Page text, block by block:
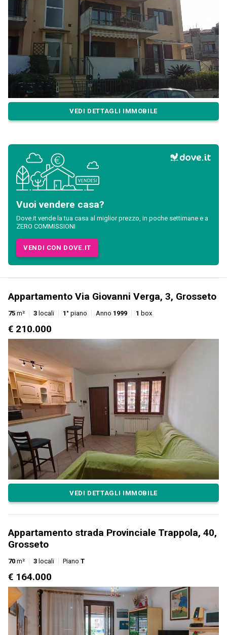
VEDI DETTAGLI IMMOBILE
Vuoi vendere casa?
Dove.it vende la tua casa al miglior prezzo, in poche settimane e a
ZERO COMMISSIONI
VENDI CON DOVE.IT
Appartamento Via Giovanni Verga, 3, Grosseto
75 m² 3 locali 1° piano Anno 1999 1 box
€ 210.000
VEDI DETTAGLI IMMOBILE
Appartamento strada Provinciale Trappola, 40,
Grosseto
70 m² 3 locali Piano T
€ 164.000